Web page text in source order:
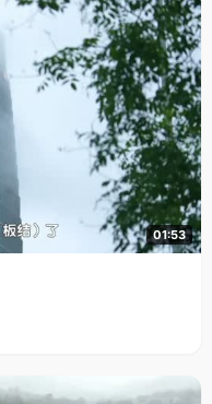
01:53